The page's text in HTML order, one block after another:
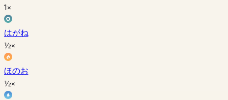
1×
はがね
½×
ほのお
½×